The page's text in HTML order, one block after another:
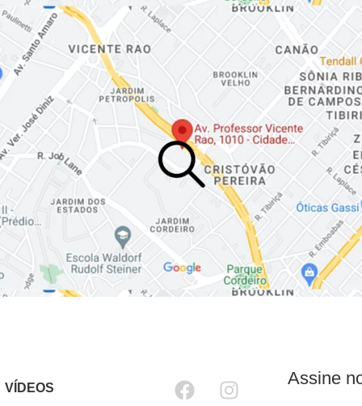
VÍDEOS Assine